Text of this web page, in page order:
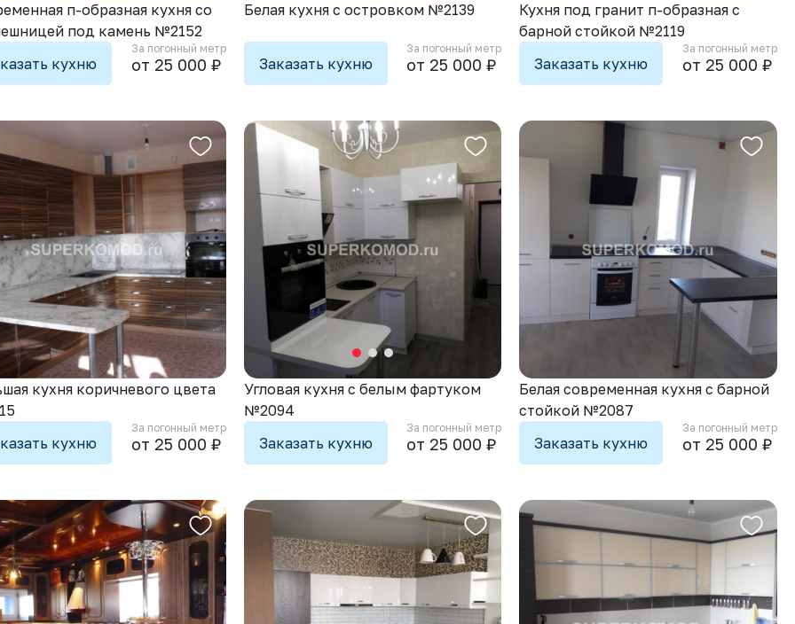
п-образная кухня со
под камень №2152
кухню
За погонный метр
от 25 000 ₽
Белая кухня с островком №2139
Заказать кухню
За погонный метр
от 25 000 ₽
Кухня под гранит п-образная с
барной стойкой №2119
Заказать кухню
За погонный метр
от 25 000 ₽
кухня коричневого цвета
кухню
За погонный метр
от 25 000 ₽
Угловая кухня с белым фартуком
№2094
Заказать кухню
За погонный метр
от 25 000 ₽
Белая современная кухня с барной
стойкой №2087
Заказать кухню
За погонный метр
от 25 000 ₽